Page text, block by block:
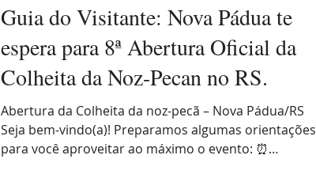
Guia do Visitante: Nova Pádua te
espera para 8ª Abertura Oficial da
Colheita da Noz-Pecan no RS.
Abertura da Colheita da noz-pecã – Nova Pádua/RS
Seja bem-vindo(a)! Preparamos algumas orientações
para você aproveitar ao máximo o evento: ⏰